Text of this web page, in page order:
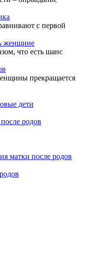
с первой
женщине
что есть шанс
прекращается
дети
родов
матки после родов